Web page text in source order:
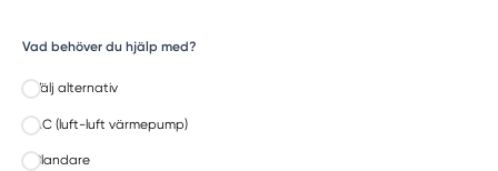
Vad behöver du hjälp med?
Välj alternativ
AC (luft-luft värmepump)
Blandare